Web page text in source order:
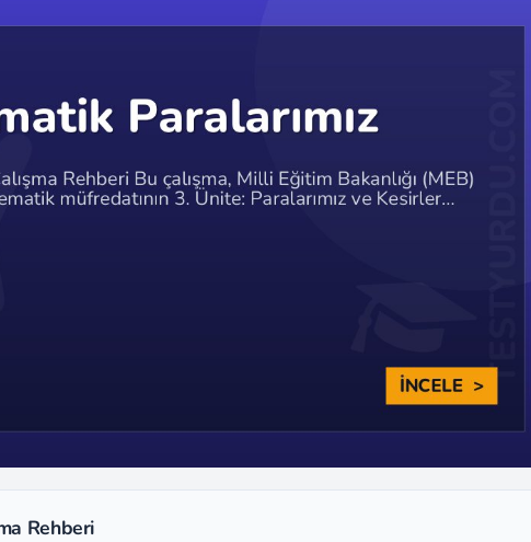
Rehberi